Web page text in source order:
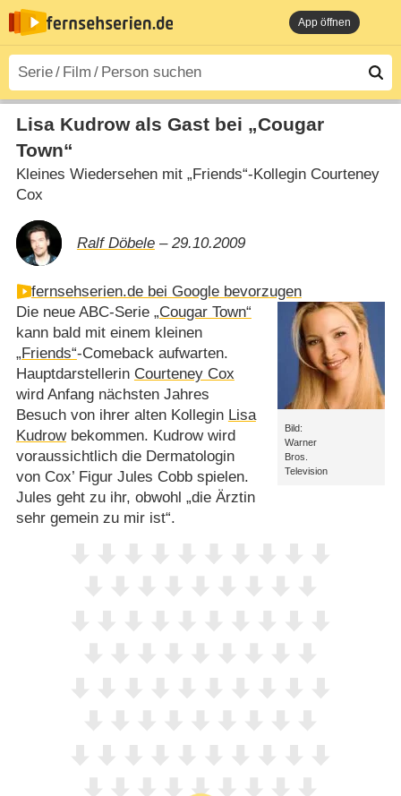
App öffnen
Lisa Kudrow als Gast bei „Cougar
Town“
Kleines Wiedersehen mit „Friends“-Kollegin Courteney
Cox
Ralf Döbele– 29.10.2009
fernsehserien.de bei Google bevorzugen
Bild:
Warner
Bros.
Television
Die neue ABC-Serie „Cougar Town“
kann bald mit einem kleinen
„Friends“-Comeback aufwarten.
Hauptdarstellerin Courteney Cox
wird Anfang nächsten Jahres
Besuch von ihrer alten Kollegin Lisa
Kudrowbekommen. Kudrow wird
voraussichtlich die Dermatologin
von Cox’ Figur Jules Cobb spielen.
Jules geht zu ihr, obwohl „die Ärztin
sehr gemein zu mir ist“.